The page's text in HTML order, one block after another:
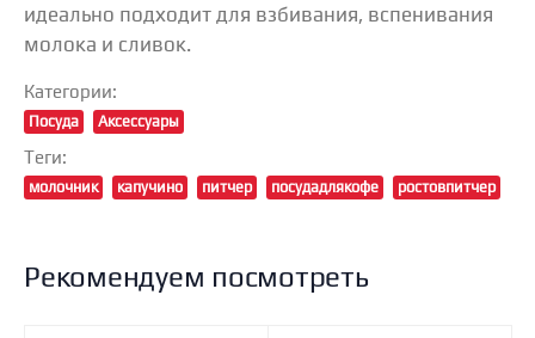
идеально подходит для взбивания, вспенивания
молока и сливок.
Категории:
Посуда Аксессуары
Теги:
молочник капучино питчер посудадлякофе ростовпитчер
Рекомендуем посмотреть